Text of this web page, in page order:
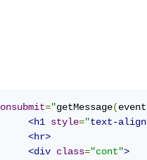
onsubmit="getMessage(event
<h1 style="text-align
<hr>
<div class="cont">